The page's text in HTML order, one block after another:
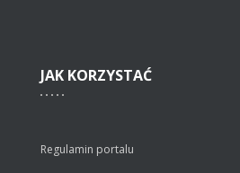
JAK KORZYSTAĆ
Regulamin portalu